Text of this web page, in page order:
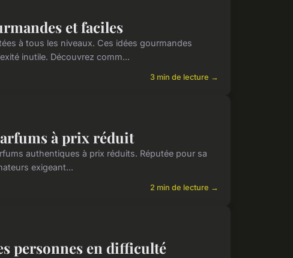
et faciles
à tous les niveaux. Ces idées gourmandes
inutile. Découvrez comm...
3 min de lecture →
à prix réduit
authentiques à prix réduits. Réputée pour sa
exigeant...
2 min de lecture →
personnes en difficulté